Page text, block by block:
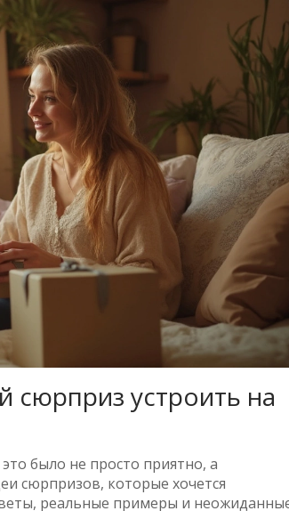
сюрприз устроить на
было не просто приятно, а
сюрпризов, которые хочется
реальные примеры и